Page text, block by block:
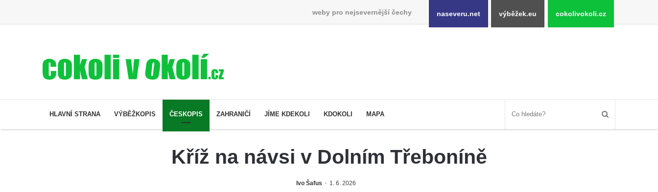
weby pro nejsevernější čechy naseveru.net výběžek.eu cokolivokoli.cz
HLAVNÍ STRANA VÝBĚŽKOPIS ČESKOPIS ZAHRANIČÍ JÍME KDEKOLI KDOKOLI MAPA
Kříž na návsi v Dolním Třeboníně
Ivo Šafus 1. 6. 2026